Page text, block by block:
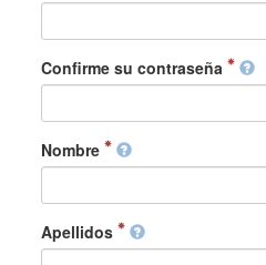
Confirme su contraseña
Nombre
Apellidos